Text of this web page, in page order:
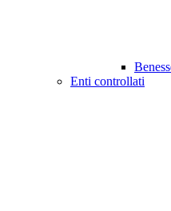
Enti controllati